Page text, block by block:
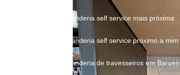
Lavanderia self service mais próxima
Lavanderia self service próximo a mim
Lavanderia de travesseiros em Barueri